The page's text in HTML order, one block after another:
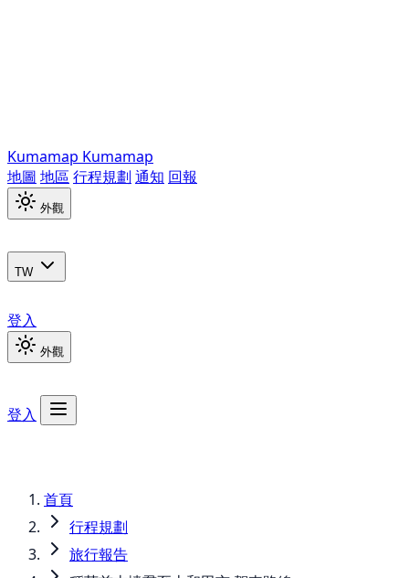
Kumamap Kumamap
地圖 地區 行程規劃 通知 回報
外觀
TW
登入
外觀
登入
首頁
行程規劃
旅行報告